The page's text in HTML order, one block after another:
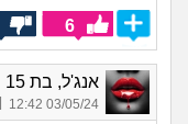
6
אנג'ל, בת 15
03/05/24 12:42
|